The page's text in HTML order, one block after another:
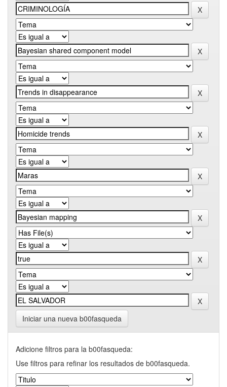
Iniciar una nueva b00fasqueda
Adicione filtros para la b00fasqueda:
Use filtros para refinar los resultados de b00fasqueda.